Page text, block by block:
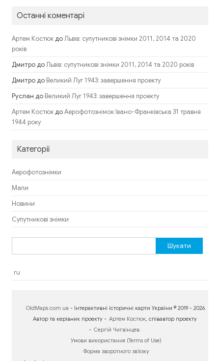
Останні коментарі
Артем КостюкдоЛьвів: супутникові знімки 2011, 2014 та 2020
років
ДмитродоЛьвів: супутникові знімки 2011, 2014 та 2020 років
Дмитродо Великий Луг 1943: завершення проекту
Руслан до Великий Луг 1943: завершення проекту
Артем КостюкдоАерофотознімок Івано-Франківська 31 травня
1944 року
Категорії
Аерофотознімки
Мапи
Новини
Супутникові знімки
ru
OldMaps.com.ua - Інтерактивні історичні карти України © 2019 - 2026.
Автор та керівник проекту - Артем Костюк , співавтор проекту
- Сергій Чигвінцев
Умови використання (Terms of Use)
Форма зворотного зв’язку